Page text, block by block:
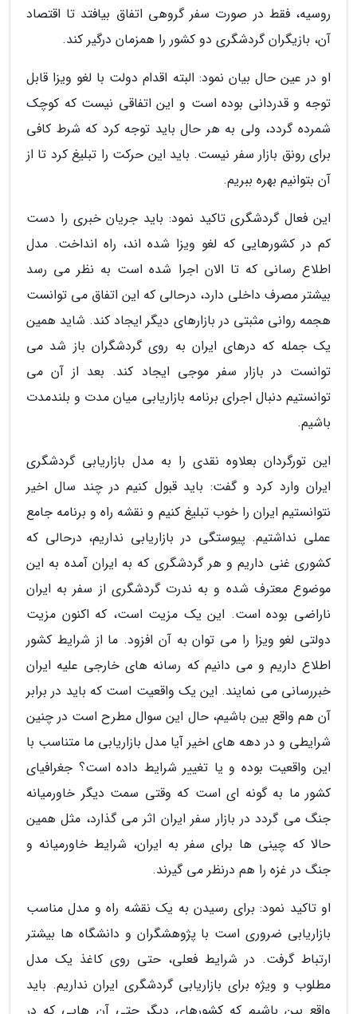
روسیه، فقط در صورت سفر گروهی اتفاق بیافتد تا اقتصاد
آن، بازیگران گردشگری دو کشور را همزمان درگیر کند.
او در عین حال بیان نمود: البته اقدام دولت با لغو ویزا قابل
توجه و قدردانی بوده است و این اتفاقی نیست که کوچک
شمرده گردد، ولی به هر حال باید توجه کرد که شرط کافی
برای رونق بازار سفر نیست. باید این حرکت را تبلیغ کرد تا از
آن بتوانیم بهره ببریم.
این فعال گردشگری تاکید نمود: باید جریان خبری را دست
کم در کشورهایی که لغو ویزا شده اند، راه انداخت. مدل
اطلاع رسانی که تا الان اجرا شده است به نظر می رسد
بیشتر مصرف داخلی دارد، درحالی که این اتفاق می توانست
هجمه روانی مثبتی در بازارهای دیگر ایجاد کند. شاید همین
یک جمله که درهای ایران به روی گردشگران باز شد می
توانست در بازار سفر موجی ایجاد کند. بعد از آن می
توانستیم دنبال اجرای برنامه بازاریابی میان مدت و بلندمدت
باشیم.
این تورگردان بعلاوه نقدی را به مدل بازاریابی گردشگری
ایران وارد کرد و گفت: باید قبول کنیم در چند سال اخیر
نتوانستیم ایران را خوب تبلیغ کنیم و نقشه راه و برنامه جامع
عملی نداشتیم. پیوستگی در بازاریابی نداریم، درحالی که
کشوری غنی داریم و هر گردشگری که به ایران آمده به این
موضوع معترف شده و به ندرت گردشگری از سفر به ایران
ناراضی بوده است. این یک مزیت است، که اکنون مزیت
دولتی لغو ویزا را می توان به آن افزود. ما از شرایط کشور
اطلاع داریم و می دانیم که رسانه های خارجی علیه ایران
خبررسانی می نمایند. این یک واقعیت است که باید در برابر
آن هم واقع بین باشیم، حال این سوال مطرح است در چنین
شرایطی و در دهه های اخیر آیا مدل بازاریابی ما متناسب با
این واقعیت بوده و یا تغییر شرایط داده است؟ جغرافیای
کشور ما به گونه ای است که وقتی سمت دیگر خاورمیانه
جنگ می گردد در بازار سفر ایران اثر می گذارد، مثل همین
حالا که چینی ها برای سفر به ایران، شرایط خاورمیانه و
جنگ در غزه را هم درنظر می گیرند.
او تاکید نمود: برای رسیدن به یک نقشه راه و مدل مناسب
بازاریابی ضروری است با پژوهشگران و دانشگاه ها بیشتر
ارتباط گرفت. در شرایط فعلی، حتی روی کاغذ یک مدل
مطلوب و ویژه برای بازاریابی گردشگری ایران نداریم. باید